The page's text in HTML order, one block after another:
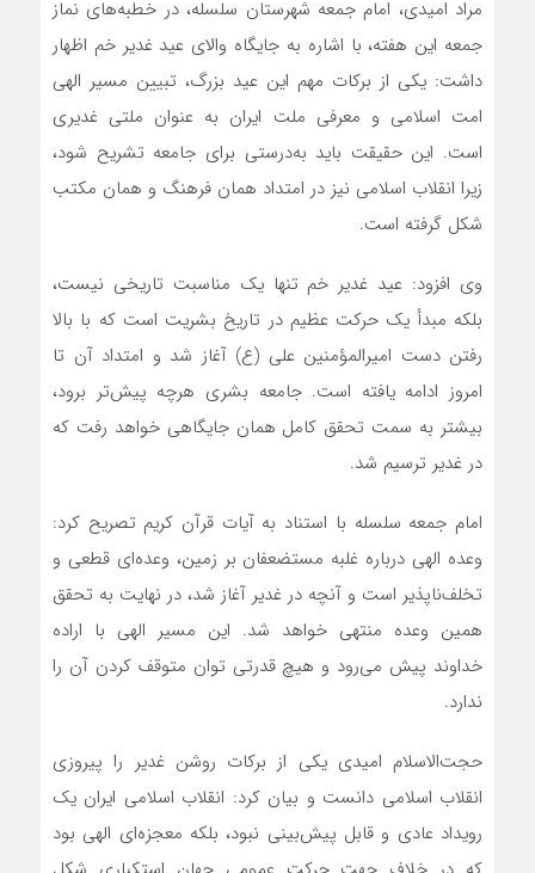
مراد امیدی، امام جمعه شهرستان سلسله، در خطبه‌های نماز
جمعه این هفته، با اشاره به جایگاه والای عید غدیر خم اظهار
داشت: یکی از برکات مهم این عید بزرگ، تبیین مسیر الهی
امت اسلامی و معرفی ملت ایران به عنوان ملتی غدیری
است. این حقیقت باید به‌درستی برای جامعه تشریح شود،
زیرا انقلاب اسلامی نیز در امتداد همان فرهنگ و همان مکتب
شکل گرفته است.
وی افزود: عید غدیر خم تنها یک مناسبت تاریخی نیست،
بلکه مبدأ یک حرکت عظیم در تاریخ بشریت است که با بالا
رفتن دست امیرالمؤمنین علی (ع) آغاز شد و امتداد آن تا
امروز ادامه یافته است. جامعه بشری هرچه پیش‌تر برود،
بیشتر به سمت تحقق کامل همان جایگاهی خواهد رفت که
در غدیر ترسیم شد.
امام جمعه سلسله با استناد به آیات قرآن کریم تصریح کرد:
وعده الهی درباره غلبه مستضعفان بر زمین، وعده‌ای قطعی و
تخلف‌ناپذیر است و آنچه در غدیر آغاز شد، در نهایت به تحقق
همین وعده منتهی خواهد شد. این مسیر الهی با اراده
خداوند پیش می‌رود و هیچ قدرتی توان متوقف کردن آن را
ندارد.
حجت‌الاسلام امیدی یکی از برکات روشن غدیر را پیروزی
انقلاب اسلامی دانست و بیان کرد: انقلاب اسلامی ایران یک
رویداد عادی و قابل پیش‌بینی نبود، بلکه معجزه‌ای الهی بود